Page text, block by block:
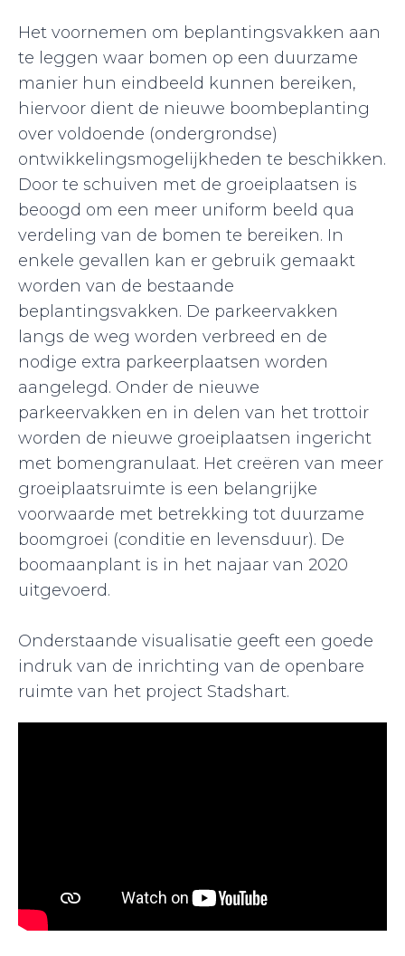
Het voornemen om beplantingsvakken aan
te leggen waar bomen op een duurzame
manier hun eindbeeld kunnen bereiken,
hiervoor dient de nieuwe boombeplanting
over voldoende (ondergrondse)
ontwikkelingsmogelijkheden te beschikken.
Door te schuiven met de groeiplaatsen is
beoogd om een meer uniform beeld qua
verdeling van de bomen te bereiken. In
enkele gevallen kan er gebruik gemaakt
worden van de bestaande
beplantingsvakken. De parkeervakken
langs de weg worden verbreed en de
nodige extra parkeerplaatsen worden
aangelegd. Onder de nieuwe
parkeervakken en in delen van het trottoir
worden de nieuwe groeiplaatsen ingericht
met bomengranulaat. Het creëren van meer
groeiplaatsruimte is een belangrijke
voorwaarde met betrekking tot duurzame
boomgroei (conditie en levensduur). De
boomaanplant is in het najaar van 2020
uitgevoerd.
Onderstaande visualisatie geeft een goede
indruk van de inrichting van de openbare
ruimte van het project Stadshart.